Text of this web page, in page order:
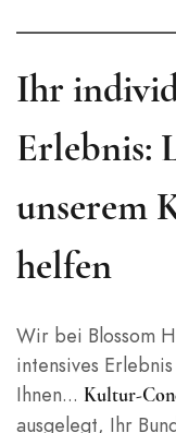
Ihr
Erlebnis:
unserem
helfen
Wir bei Blossom
intensives
Ihnen... Kultur-
ausgelegt, Ihr